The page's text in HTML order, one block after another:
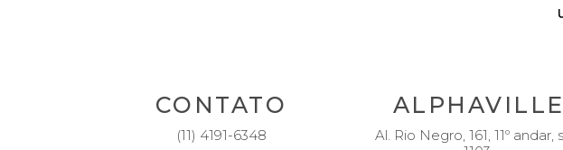
CONTATO
(11) 4191-6348
ALPHAVILLE
Al. Rio Negro, 161, 11º andar,